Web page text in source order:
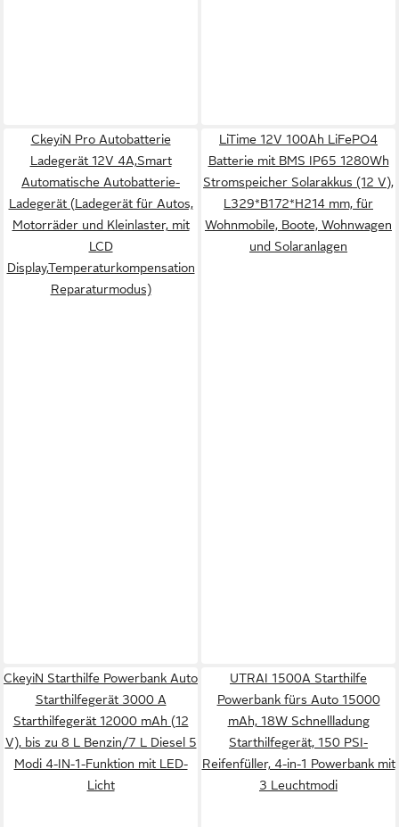
CkeyiN Pro Autobatterie
Ladegerät 12V 4A,Smart
Automatische Autobatterie-
Ladegerät (Ladegerät für Autos,
Motorräder und Kleinlaster, mit
LCD
Display,Temperaturkompensation
Reparaturmodus)
LiTime 12V 100Ah LiFePO4
Batterie mit BMS IP65 1280Wh
Stromspeicher Solarakkus (12 V),
L329*B172*H214 mm, für
Wohnmobile, Boote, Wohnwagen
und Solaranlagen
CkeyiN Starthilfe Powerbank Auto
Starthilfegerät 3000 A
Starthilfegerät 12000 mAh (12
V), bis zu 8 L Benzin/7 L Diesel 5
Modi 4-IN-1-Funktion mit LED-
Licht
UTRAI 1500A Starthilfe
Powerbank fürs Auto 15000
mAh, 18W Schnellladung
Starthilfegerät, 150 PSI-
Reifenfüller, 4-in-1 Powerbank mit
3 Leuchtmodi